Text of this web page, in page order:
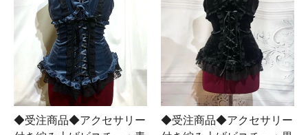
◆受注商品◆アクセサリー
◆受注商品◆アクセサリー